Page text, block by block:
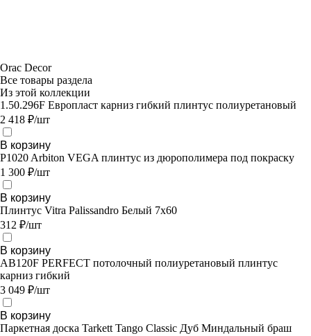
Orac Decor
Все товары раздела
Из этой коллекции
1.50.296F Европласт карниз гибкий плинтус полиуретановый
2 418 ₽/шт
В корзину
P1020 Arbiton VEGA плинтус из дюрополимера под покраску
1 300 ₽/шт
В корзину
Плинтус Vitra Palissandro Белый 7х60
312 ₽/шт
В корзину
AB120F PERFECT потолочный полиуретановый плинтус
карниз гибкий
3 049 ₽/шт
В корзину
Паркетная доска Tarkett Tango Classic Дуб Миндальный браш